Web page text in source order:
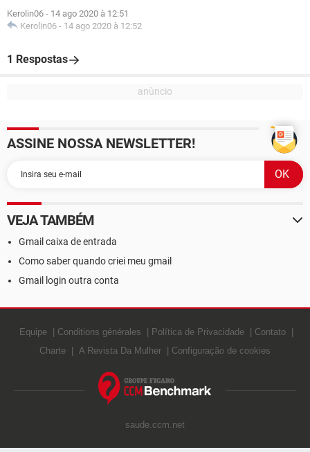
Kerolin06 - 14 ago 2020 à 12:51
Kerolin06 - 14 ago 2020 à 12:52
1 Respostas
ASSINE NOSSA NEWSLETTER!
VEJA TAMBÉM
Gmail caixa de entrada
Como saber quando criei meu gmail
Gmail login outra conta
Equipe Conditions générales Política de Privacidade
Contato
Charte
A Revista Da Mulher Configuração de cookies
saude.ccm.net